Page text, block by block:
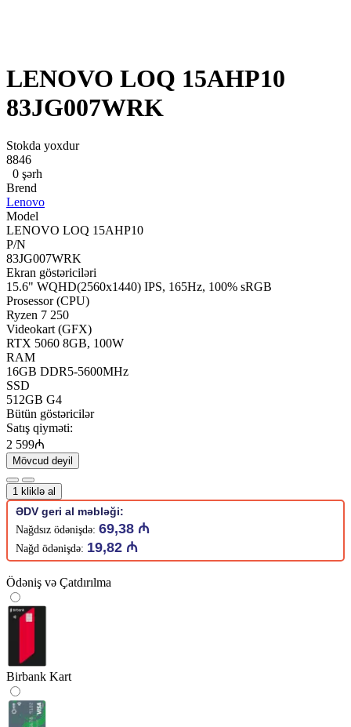
LENOVO LOQ 15AHP10
83JG007WRK
Stokda yoxdur
8846
0 şərh
Brend
Lenovo
Model
LENOVO LOQ 15AHP10
P/N
83JG007WRK
Ekran göstəriciləri
15.6" WQHD(2560x1440) IPS, 165Hz, 100% sRGB
Prosessor (CPU)
Ryzen 7 250
Videokart (GFX)
RTX 5060 8GB, 100W
RAM
16GB DDR5-5600MHz
SSD
512GB G4
Bütün göstəricilər
Satış qiyməti:
2 599₼
Mövcud deyil
1 kliklə al
ƏDV geri al məbləği:
Nağdsız ödənişdə: 69,38 ₼
Nağd ödənişdə: 19,82 ₼
Ödəniş və Çatdırılma
Birbank Kart